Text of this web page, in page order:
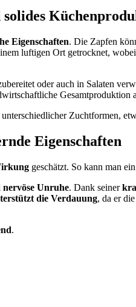
solides
Eigenschaften. Die Zapfen
luftigen Ort getrocknet,
oder auch in Salaten
Zuchtformen,
Eigenschaften
geschätzt. So kann man
nervöse Unruhe. Dank seiner
die Verdauung, da er
.